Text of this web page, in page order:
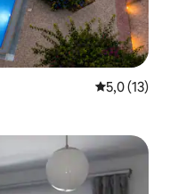
Calificación
5,0 (13)